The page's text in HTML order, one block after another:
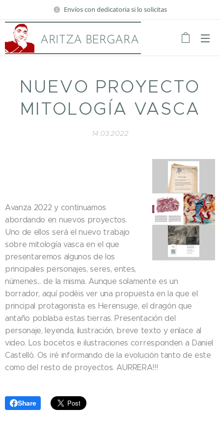
Envíos con dedicatoria si lo solicitas
ARITZA BERGARA
NUEVO PROYECTO
MITOLOGÍA VASCA
14.03.2022
Avanza 2022 y continuamos
abordando en nuevos proyectos.
Uno de ellos será el nuevo trabajo
sobre mitología vasca en el que
presentaremos algunos de los
principales personajes, seres, entes,
númenes... de la misma. Aunque solamente es un
borrador, aquí podéis ver una propuesta en la que el
principal protagonista es Herensuge, el dragón que
antaño poblaba estas tierras. Presentación del
personaje, leyenda, ilustración, breve texto y enlace al
video. Los bocetos e ilustraciones corresponden a Daniel
Castelló. Os iré informando de la evolución tanto de este
como del resto de proyectos. AURRERA!!!
Share